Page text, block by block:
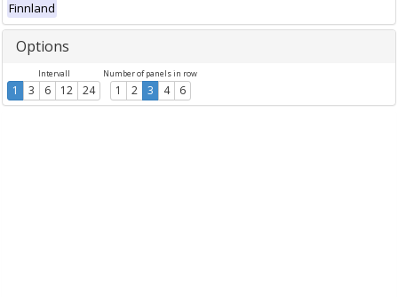
Finnland
Options
Intervall
1 3 6 12 24
Number of panels in row
1 2 3 4 6